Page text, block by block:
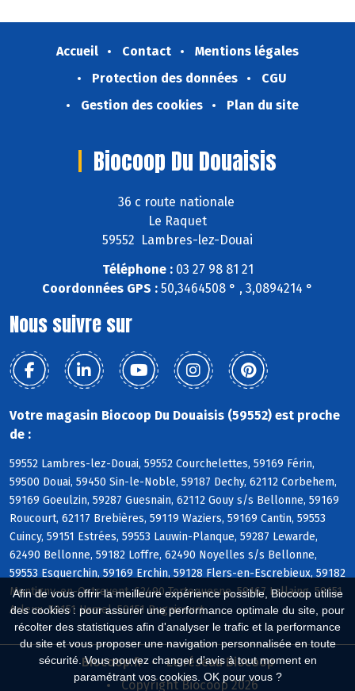
Afin de vous offrir la meilleure expérience possible, Biocoop utilise
des cookies : pour assurer une performance optimale du site, pour
récolter des statistiques afin d'analyser le trafic et la performance
du site et vous proposer une navigation personnalisée en toute
sécurité. Vous pouvez changer d'avis à tout moment en
paramétrant vos cookies. OK pour vous ?
Accueil Contact
Mentions légales
Protection des données
CGU
Gestion des cookies
Plan du site
Biocoop Du Douaisis
36 c route nationale
Le Raquet
59552 Lambres-lez-Douai
Téléphone :03 27 98 81 21
Coordonnées GPS : 50,3464508 ° , 3,0894214 °
Nous suivre sur
Votre magasin Biocoop Du Douaisis (59552) est proche
de :
59552 Lambres-lez-Douai, 59552 Courchelettes, 59169 Férin,
59500 Douai, 59450 Sin-le-Noble, 59187 Dechy, 62112 Corbehem,
59169 Goeulzin, 59287 Guesnain, 62112 Gouy s/s Bellonne, 59169
Roucourt, 62117 Brebières, 59119 Waziers, 59169 Cantin, 59553
Cuincy, 59151 Estrées, 59553 Lauwin-Planque, 59287 Lewarde,
62490 Bellonne, 59182 Loffre, 62490 Noyelles s/s Bellonne,
59553 Esquerchin, 59169 Erchin, 59128 Flers-en-Escrebieux, 59182
Montigny-en-Ostrevent, 62490 Tortequesne, 59167 Lallaing, 59151
Arleux, 59151 Hamel, 59151 Bugnicourt
Biocoop.fr
Le réseau Biocoop
Copyright Biocoop 2026